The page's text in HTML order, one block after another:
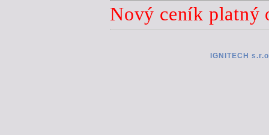
Nový ceník platný
IGNITECH